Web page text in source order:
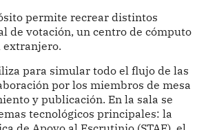
permite recrear distintos
de votación, un centro de cómputo
extranjero.
para simular todo el flujo de las
por los miembros de mesa
y publicación. En la sala se
tecnológicos principales: la